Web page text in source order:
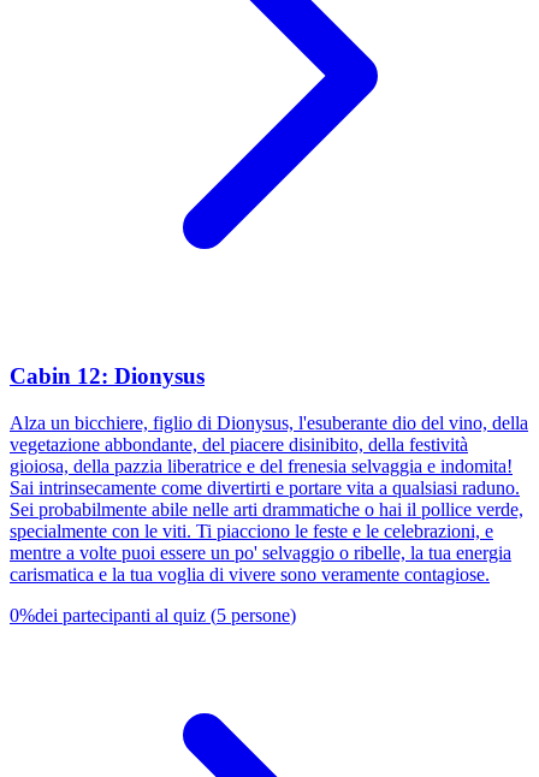
Cabin 12: Dionysus
Alza un bicchiere, figlio di Dionysus, l'esuberante dio del vino, della
vegetazione abbondante, del piacere disinibito, della festività
gioiosa, della pazzia liberatrice e del frenesia selvaggia e indomita!
Sai intrinsecamente come divertirti e portare vita a qualsiasi raduno.
Sei probabilmente abile nelle arti drammatiche o hai il pollice verde,
specialmente con le viti. Ti piacciono le feste e le celebrazioni, e
mentre a volte puoi essere un po' selvaggio o ribelle, la tua energia
carismatica e la tua voglia di vivere sono veramente contagiose.
0%dei partecipanti al quiz (5 persone)